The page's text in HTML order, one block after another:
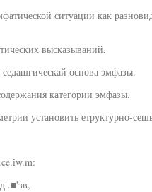
ситуации как
высказываний,
основа эмфазы.
категории эмфазы.
установить етруктурно-
.■'зв,